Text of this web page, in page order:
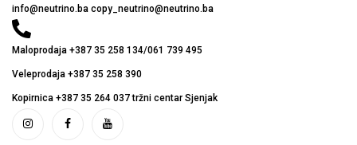
info@neutrino.ba copy_neutrino@neutrino.ba
Maloprodaja +387 35 258 134/061 739 495
Veleprodaja +387 35 258 390
Kopirnica +387 35 264 037 tržni centar Sjenjak